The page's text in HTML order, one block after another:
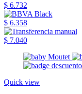
$ 6.732
$ 6.358
$ 7.040
Quick view